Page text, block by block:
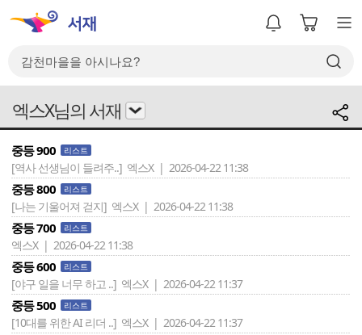
엑스X님의 서재
중등 900 리스트
[역사 선생님이 들려주..] 엑스X | 2026-04-22 11:38
중등 800 리스트
[나는 기울어져 걷지] 엑스X | 2026-04-22 11:38
중등 700 리스트
엑스X | 2026-04-22 11:38
중등 600 리스트
[야구 일을 너무 하고 ..] 엑스X | 2026-04-22 11:37
중등 500 리스트
[10대를 위한 AI 리더 ..] 엑스X | 2026-04-22 11:37